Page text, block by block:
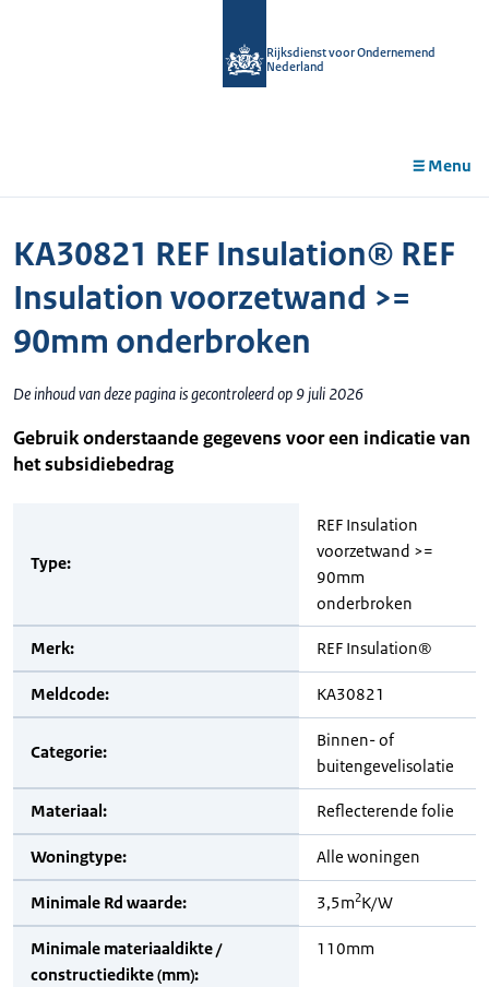
Rijksdienst voor Ondernemend
Nederland
Menu
KA30821 REF Insulation® REF
Insulation voorzetwand >=
90mm onderbroken
De inhoud van deze pagina is gecontroleerd op 9 juli 2026
Gebruik onderstaande gegevens voor een indicatie van
het subsidiebedrag
Type:
REF Insulation
voorzetwand >=
90mm
onderbroken
Merk: REF Insulation®
Meldcode: KA30821
Categorie:
Binnen- of
buitengevelisolatie
Materiaal: Reflecterende folie
Woningtype: Alle woningen
Minimale Rd waarde: 3,5m2K/W
Minimale materiaaldikte /
constructiedikte (mm):
110mm